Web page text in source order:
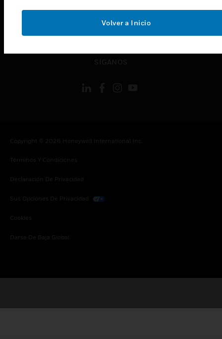
CONTACTO
LEGAL
Cambiar vista
Copyright © 2026 Honeywell International Inc.
Términos Y Condiciones
Declaración De Privacidad
Sus Opciones De Privacidad
Cookies
Darse De Baja Global
Volver a Inicio